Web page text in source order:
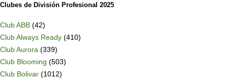
Clubes de División Profesional 2025
Club ABB (42)
Club Always Ready (410)
Club Aurora (339)
Club Blooming (503)
Club Bolivar (1012)